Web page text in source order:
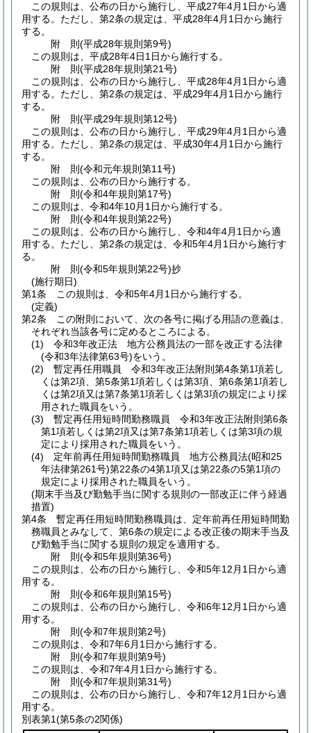
この規則は、公布の日から施行し、平成27年4月1日から適
用する。 ただし、第2条の規定は、平成28年4月1日から施行
する。
附 則(平成28年規則第9号)
この規則は、平成28年4日1日から施行する。
附 則(平成28年規則第21号)
この規則は、公布の日から施行し、平成28年4月1日から適
用する。 ただし、第2条の規定は、平成29年4月1日から施行
する。
附 則(平成29年規則第12号)
この規則は、公布の日から施行し、平成29年4月1日から適
用する。 ただし、第2条の規定は、平成30年4月1日から施行
する。
附 則(令和元年規則第11号)
この規則は、公布の日から施行する。
附 則(令和4年規則第17号)
この規則は、令和4年10月1日から施行する。
附 則(令和4年規則第22号)
この規則は、公布の日から施行し、令和4年4月1日から適
用する。 ただし、第2条の規定は、令和5年4月1日から施行す
る。
附 則(令和5年規則第22号)抄
(施行期日)
第1条
この規則は、令和5年4月1日から施行する。
(定義)
第2条
この附則において、次の各号に掲げる用語の意義は、
それぞれ当該各号に定めるところによる。
(1)
令和3年改正法 地方公務員法の一部を改正する法律
(令和3年法律第63号)をいう。
(2)
暫定再任用職員 令和3年改正法附則第4条第1項若し
くは第2項、第5条第1項若しくは第3項、第6条第1項若し
くは第2項又は第7条第1項若しくは第3項の規定により採
用された職員をいう。
(3)
暫定再任用短時間勤務職員 令和3年改正法附則第6条
第1項若しくは第2項又は第7条第1項若しくは第3項の規
定により採用された職員をいう。
(4)
定年前再任用短時間勤務職員 地方公務員法(昭和25
年法律第261号)第22条の4第1項又は第22条の5第1項の
規定により採用された職員をいう。
(期末手当及び勤勉手当に関する規則の一部改正に伴う経過
措置)
第4条
暫定再任用短時間勤務職員は、定年前再任用短時間勤
務職員とみなして、第6条の規定による改正後の期末手当及
び勤勉手当に関する規則の規定を適用する。
附 則(令和5年規則第36号)
この規則は、公布の日から施行し、令和5年12月1日から適
用する。
附 則(令和6年規則第15号)
この規則は、公布の日から施行し、令和6年12月1日から適
用する。
附 則(令和7年規則第2号)
この規則は、令和7年6月1日から施行する。
附 則(令和7年規則第9号)
この規則は、令和7年4月1日から施行する。
附 則(令和7年規則第31号)
この規則は、公布の日から施行し、令和7年12月1日から適
用する。
別表第1(第5条の2関係)